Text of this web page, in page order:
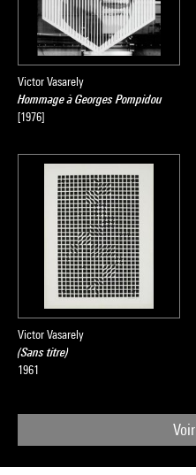
Victor Vasarely
Hommage à Georges Pompidou
[1976]
Victor Vasarely
(Sans titre)
1961